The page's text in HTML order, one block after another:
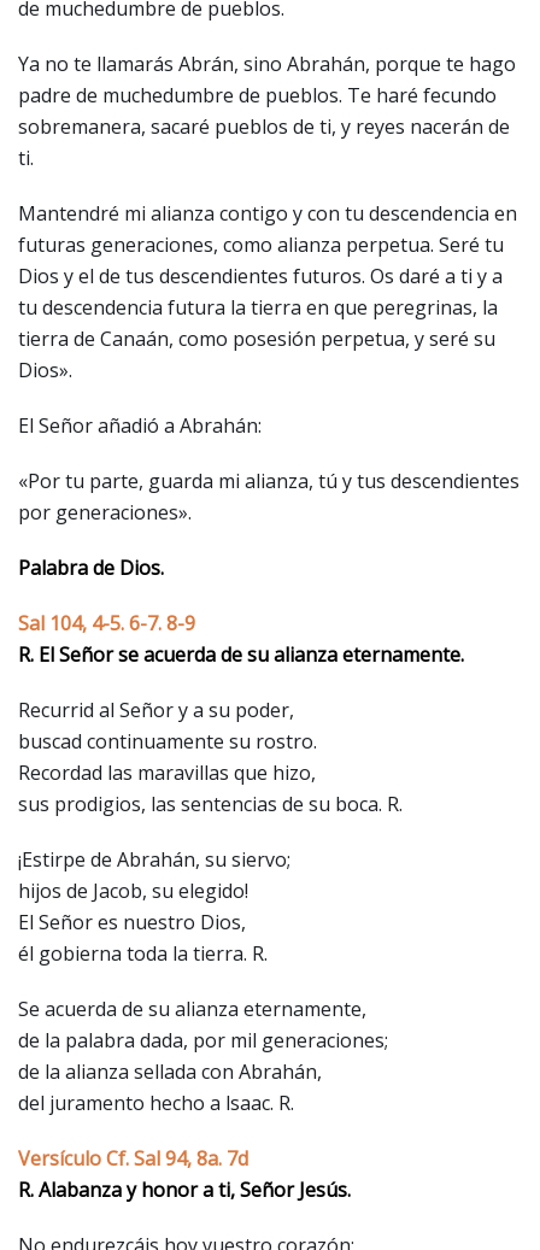
de muchedumbre de pueblos.
Ya no te llamarás Abrán, sino Abrahán, porque te hago
padre de muchedumbre de pueblos. Te haré fecundo
sobremanera, sacaré pueblos de ti, y reyes nacerán de
ti.
Mantendré mi alianza contigo y con tu descendencia en
futuras generaciones, como alianza perpetua. Seré tu
Dios y el de tus descendientes futuros. Os daré a ti y a
tu descendencia futura la tierra en que peregrinas, la
tierra de Canaán, como posesión perpetua, y seré su
Dios».
El Señor añadió a Abrahán:
«Por tu parte, guarda mi alianza, tú y tus descendientes
por generaciones».
Palabra de Dios.
Sal 104, 4-5. 6-7. 8-9
R. El Señor se acuerda de su alianza eternamente.
Recurrid al Señor y a su poder,
buscad continuamente su rostro.
Recordad las maravillas que hizo,
sus prodigios, las sentencias de su boca. R.
¡Estirpe de Abrahán, su siervo;
hijos de Jacob, su elegido!
El Señor es nuestro Dios,
él gobierna toda la tierra. R.
Se acuerda de su alianza eternamente,
de la palabra dada, por mil generaciones;
de la alianza sellada con Abrahán,
del juramento hecho a lsaac. R.
Versículo Cf. Sal 94, 8a. 7d
R. Alabanza y honor a ti, Señor Jesús.